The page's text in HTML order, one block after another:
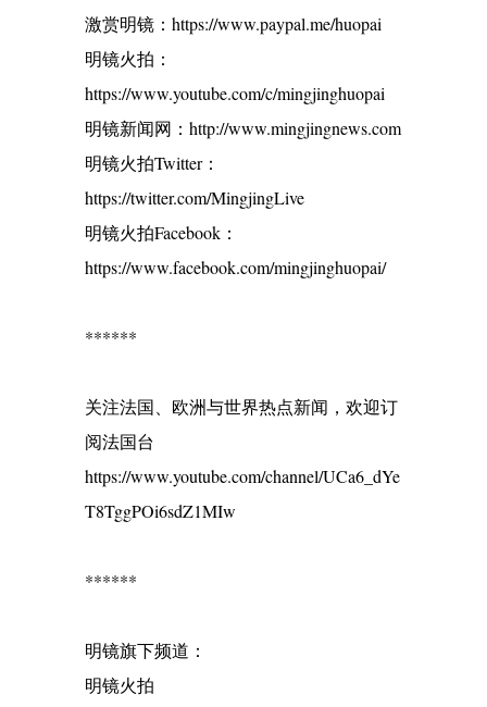
激赏明镜：https://www.paypal.me/huopai
明镜火拍：
https://www.youtube.com/c/mingjinghuopai
明镜新闻网：http://www.mingjingnews.com
明镜火拍Twitter：
https://twitter.com/MingjingLive
明镜火拍Facebook：
https://www.facebook.com/mingjinghuopai/
******
关注法国、欧洲与世界热点新闻，欢迎订
阅法国台
https://www.youtube.com/channel/UCa6_dYe
T8TggPOi6sdZ1MIw
******
明镜旗下频道：
明镜火拍